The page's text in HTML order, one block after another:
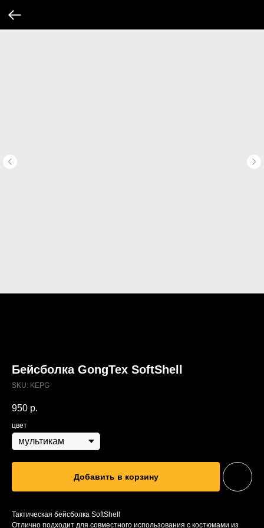
Бейсболка GongTex SoftShell
SKU: KEPG
950 р.
цвет
Добавить в корзину
Тактическая бейсболка SoftShell
Отлично подходит для совместного использования с костюмами из